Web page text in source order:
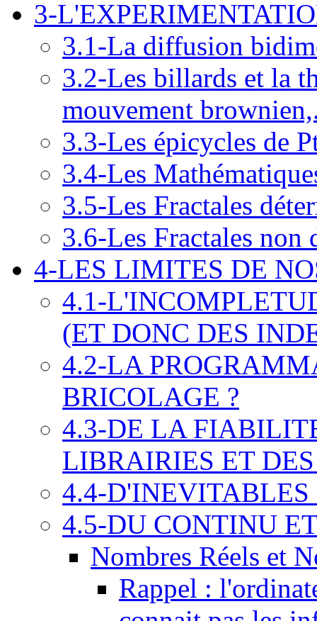
3-
3.1-La diffusion
3.2-Les billards et la
mouvement
3.3-Les épicycles de
3.4-Les
3.5-Les Fractales
3.6-Les Fractales non
4-LES LIMITES DE
4.1-
(ET DONC DES
4.2-LA
BRICOLAGE ?
4.3-DE LA
LIBRAIRIES ET
4.4-D'INEVITABLES
4.5-DU CONTINU
Nombres Réels et
Rappel :